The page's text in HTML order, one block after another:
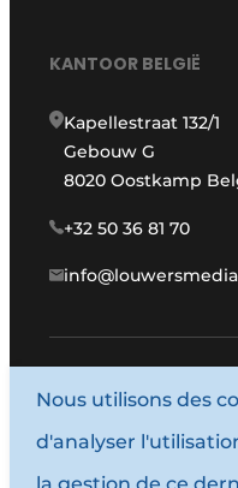
KANTOOR BELGIË
Kapellestraat 132/1
Gebouw G
8020 Oostkamp
+32 50 36 81 70
© 1987 -
Nous utilisons des
d'analyser